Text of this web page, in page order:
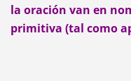
la oración van en
primitiva (tal como